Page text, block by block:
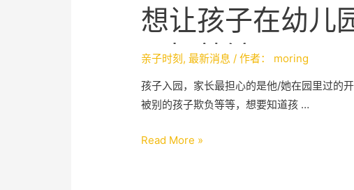
想让孩子在幼儿
几招就够了
亲子时刻 ,最新消息 / 作者： moring
孩子入园，家长最担心的是他/她在园里过的
被别的孩子欺负等等，想要知道孩 …
Read More »